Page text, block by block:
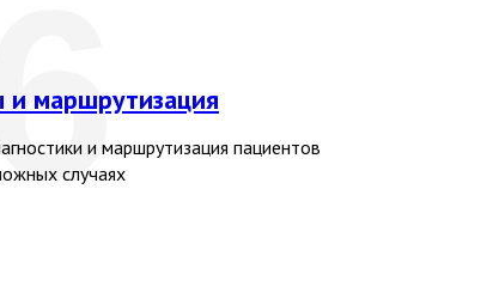
и маршрутизация
и маршрутизация пациентов
случаях